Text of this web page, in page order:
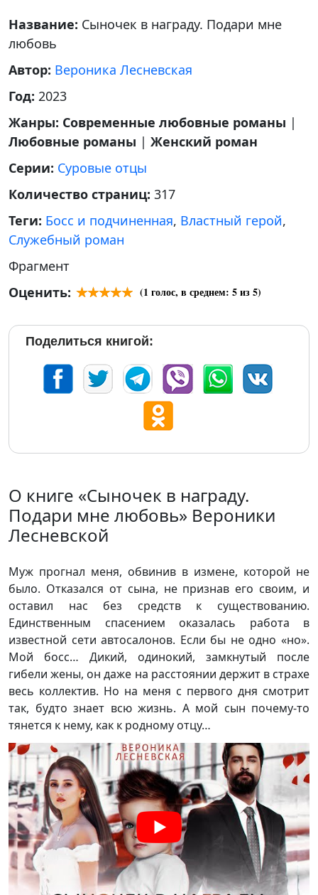
Название: Сыночек в награду. Подари мне
любовь
Автор: Вероника Лесневская
Год: 2023
Жанры: Современные любовные романы |
Любовные романы | Женский роман
Серии: Суровые отцы
Количество страниц: 317
Теги: Босс и подчиненная, Властный герой,
Служебный роман
Фрагмент
Оценить:
(1 голос, в среднем: 5из 5)
Поделиться книгой:
О книге «Сыночек в награду.
Подари мне любовь» Вероники
Лесневской
Муж прогнал меня, обвинив в измене, которой не
было. Отказался от сына, не признав его своим, и
оставил нас без средств к существованию.
Единственным спасением оказалась работа в
известной сети автосалонов. Если бы не одно «но».
Мой босс… Дикий, одинокий, замкнутый после
гибели жены, он даже на расстоянии держит в страхе
весь коллектив. Но на меня с первого дня смотрит
так, будто знает всю жизнь. А мой сын почему-то
тянется к нему, как к родному отцу…